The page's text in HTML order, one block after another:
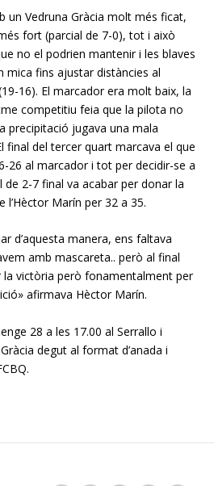
un Vedruna Gràcia molt més ficat,
fort (parcial de 7-0), tot i això
no el podrien mantenir i les blaves
mica fins ajustar distàncies al
16). El marcador era molt baix, la
competitiu feia que la pilota no
precipitació jugava una mala
final del tercer quart marcava el que
26 al marcador i tot per decidir-se a
de 2-7 final va acabar per donar la
Marín per 32 a 35.
d’aquesta manera, ens faltava
amb mascareta.. però al final
victòria però fonamentalment per
afirmava Hèctor Marín.
28 a les 17.00 al Serrallo i
degut al format d’anada i